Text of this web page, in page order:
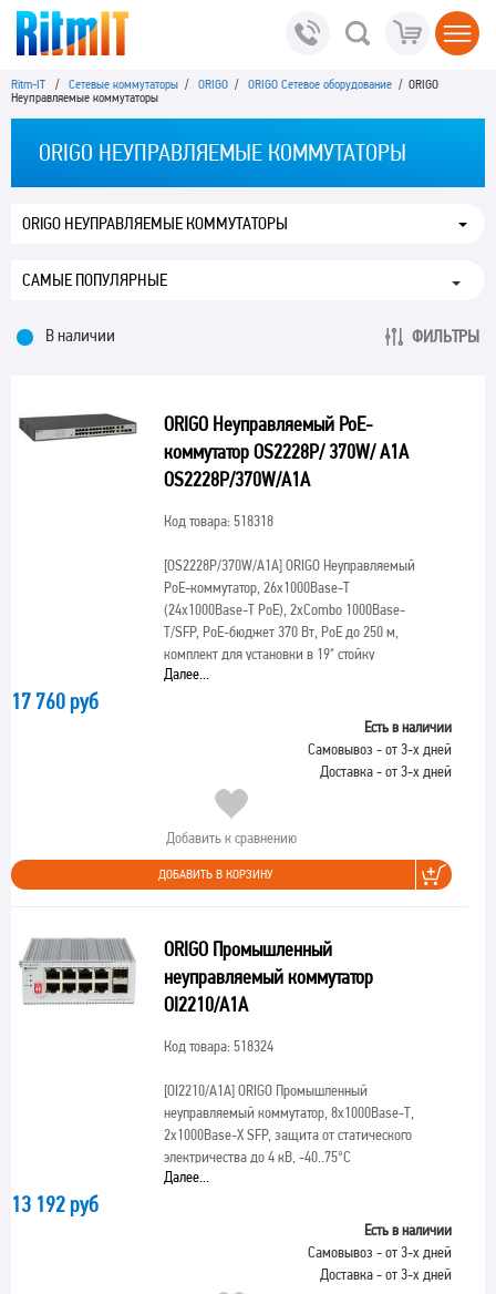
Ritm-IT / Сетевые коммутаторы / ORIGO / ORIGO Сетевое оборудование / ORIGO
Неуправляемые коммутаторы
ORIGO НЕУПРАВЛЯЕМЫЕ КОММУТАТОРЫ
ORIGO НЕУПРАВЛЯЕМЫЕ КОММУТАТОРЫ
В наличии ФИЛЬТРЫ
ORIGO Неуправляемый PoE-
коммутатор OS2228P/ 370W/ A1A
OS2228P/370W/A1A
Код товара: 518318
[OS2228P/370W/A1A]ORIGO Неуправляемый
PoE-коммутатор, 26x1000Base-T
(24x1000Base-T PoE), 2xCombo 1000Base-
T/SFP, PoE-бюджет 370 Вт, PoE до 250 м,
комплект для установки в 19" стойку
Далее...
17 760 руб
Есть в наличии
Самовывоз - от 3-х дней
Доставка - от 3-х дней
Добавить к сравнению
ДОБАВИТЬ В КОРЗИНУ
ORIGO Промышленный
неуправляемый коммутатор
OI2210/A1A
Код товара: 518324
[OI2210/A1A]ORIGO Промышленный
неуправляемый коммутатор, 8x1000Base-T,
2x1000Base-X SFP, защита от статического
электричества до 4 кВ, -40..75°C
Далее...
13 192 руб
Есть в наличии
Самовывоз - от 3-х дней
Доставка - от 3-х дней